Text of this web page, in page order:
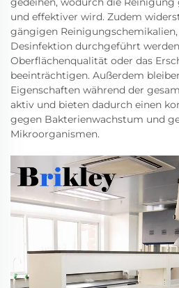
und effektiver wird. Zudem
gängigen
Desinfektion durchgeführt
Oberflächenqualität oder das
beeinträchtigen. Außerdem
Eigenschaften während der
aktiv und bieten dadurch einen
gegen Bakterienwachstum und
Mikroorganismen.